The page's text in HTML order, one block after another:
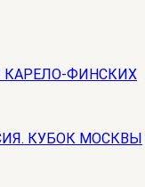
КАРЕЛО-ФИНСКИХ
КУБОК МОСКВЫ